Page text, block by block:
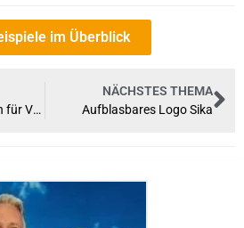
im Überblick
Aufblasbarer Torbogen für Volksbanken
NÄCHSTES THEMA
Aufblasbares Logo Sika